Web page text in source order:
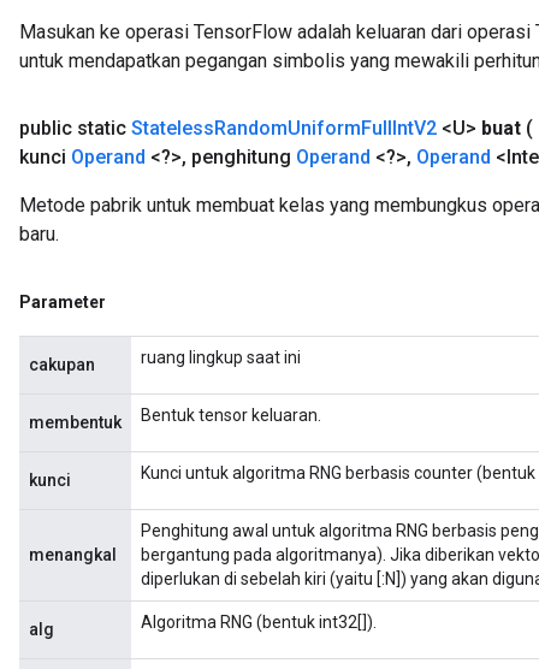
Masukan ke operasi TensorFlow adalah keluaran dari
untuk mendapatkan pegangan simbolis yang mewakili
public static StatelessRandomUniformFullIntV2 <U> buat (
kunci Operand <?>, penghitung Operand <?>, Operand
Metode pabrik untuk membuat kelas yang membungkus
baru.
Parameter
cakupan ruang lingkup saat ini
membentuk Bentuk tensor keluaran.
kunci Kunci untuk algoritma RNG berbasis counter
menangkal
Penghitung awal untuk algoritma RNG berbasis
bergantung pada algoritmanya). Jika diberikan
diperlukan di sebelah kiri (yaitu [:N]) yang akan
alg Algoritma RNG (bentuk int32[]).